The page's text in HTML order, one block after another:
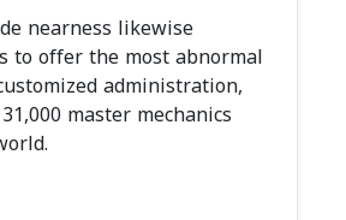
nearness likewise
to offer the most abnormal
administration,
master mechanics